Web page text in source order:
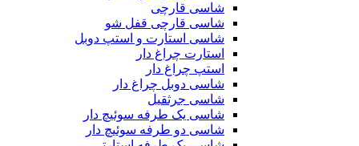
شاسی قارچی
شاسی قارچی قفل شو
شاسی استارت و استپ دوبل
استارت چراغ دار
استپ چراغ دار
شاسی دوبل چراغ دار
شاسی جرثقیل
شاسی یک طرفه سوئیچ دار
شاسی دو طرفه سوئیچ دار